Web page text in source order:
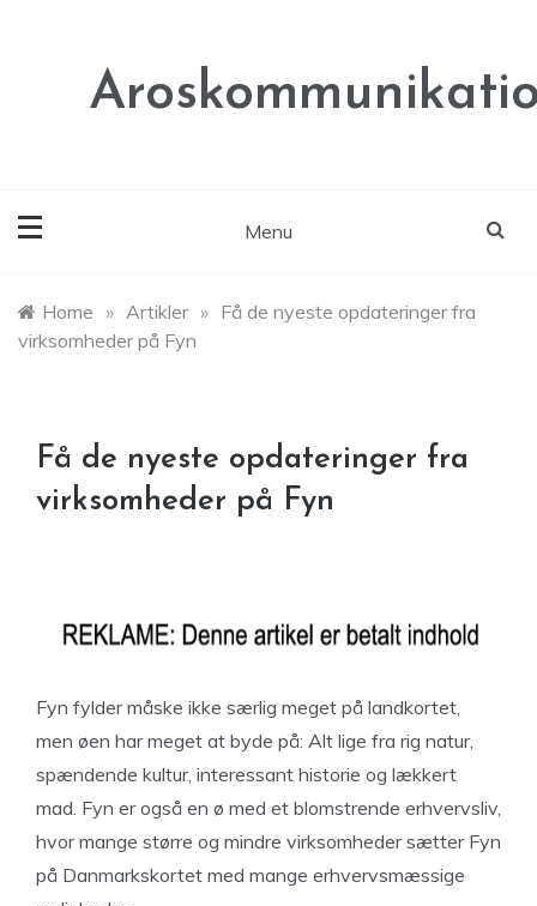
Menu
Home » Artikler » Få de nyeste opdateringer fra
virksomheder på Fyn
Få de nyeste opdateringer fra
virksomheder på Fyn
Fyn fylder måske ikke særlig meget på landkortet,
men øen har meget at byde på: Alt lige fra rig natur,
spændende kultur, interessant historie og lækkert
mad. Fyn er også en ø med et blomstrende erhvervsliv,
hvor mange større og mindre virksomheder sætter Fyn
på Danmarkskortet med mange erhvervsmæssige